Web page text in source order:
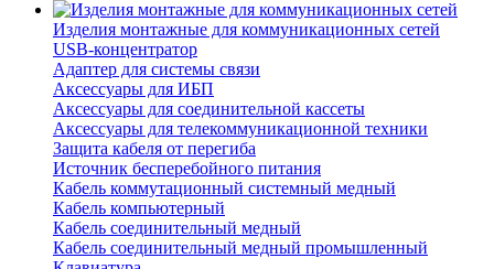
Изделия монтажные для коммуникационных сетей
USB-концентратор
Адаптер для системы связи
Аксессуары для ИБП
Аксессуары для соединительной кассеты
Аксессуары для телекоммуникационной техники
Защита кабеля от перегиба
Источник бесперебойного питания
Кабель коммутационный системный медный
Кабель компьютерный
Кабель соединительный медный
Кабель соединительный медный промышленный